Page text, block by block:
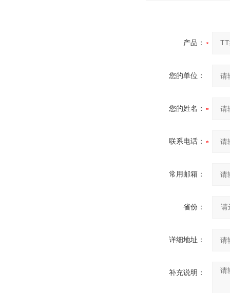
产品：
您的单位：
您的姓名：
联系电话：
常用邮箱：
省份：
详细地址：
补充说明：